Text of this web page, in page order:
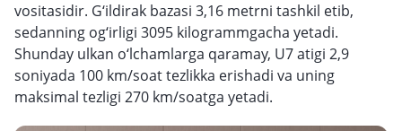
vositasidir. G‘ildirak bazasi 3,16 metrni tashkil etib,
sedanning og‘irligi 3095 kilogrammgacha yetadi.
Shunday ulkan o‘lchamlarga qaramay, U7 atigi 2,9
soniyada 100 km/soat tezlikka erishadi va uning
maksimal tezligi 270 km/soatga yetadi.